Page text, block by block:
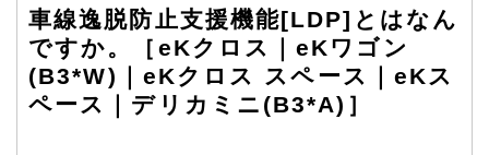
車線逸脱防止支援機能[LDP]とはなん
ですか。［eKクロス｜eKワゴン
(B3*W)｜eKクロス スペース｜eKス
ペース｜デリカミニ(B3*A)］